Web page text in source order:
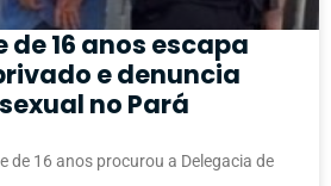
16 anos escapa
e denuncia
no Pará
16 anos procurou a Delegacia de